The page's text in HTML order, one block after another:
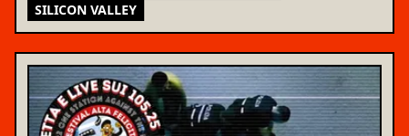
SILICON VALLEY